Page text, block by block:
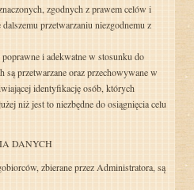
zgodnych z prawem celów i
dalszemu przetwarzaniu niezgodnemu z
i adekwatne w stosunku do
są przetwarzane oraz przechowywane w
identyfikację osób, których
niż jest to niezbędne do osiągnięcia celu
DANYCH
zbierane przez Administratora, są